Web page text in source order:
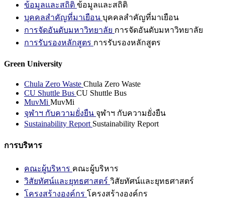
ข้อมูลและสถิติ ข้อมูลและสถิติ
บุคคลสำคัญที่มาเยือน บุคคลสำคัญที่มาเยือน
การจัดอันดับมหาวิทยาลัย การจัดอันดับมหาวิทยาลัย
การรับรองหลักสูตร การรับรองหลักสูตร
Green University
Chula Zero Waste Chula Zero Waste
CU Shuttle Bus CU Shuttle Bus
MuvMi MuvMi
จุฬาฯ กับความยั่งยืน จุฬาฯ กับความยั่งยืน
Sustainability Report Sustainability Report
การบริหาร
คณะผู้บริหาร คณะผู้บริหาร
วิสัยทัศน์และยุทธศาสตร์ วิสัยทัศน์และยุทธศาสตร์
โครงสร้างองค์กร โครงสร้างองค์กร